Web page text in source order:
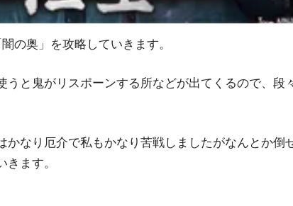
の奥」を攻略していきます。
うと鬼がリスポーンする所などが出てくるので、段
かなり厄介で私もかなり苦戦しましたがなんとか倒
ます。